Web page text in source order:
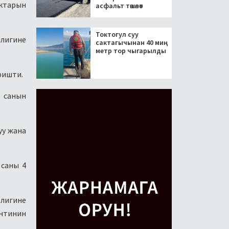
жана
4
асфальт төшөлөт
Токтогул суу
сактагычынан 40 миң
метр тор чыгарылды